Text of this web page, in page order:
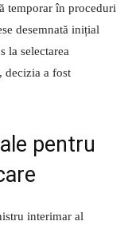
temporar în proceduri
desemnată inițial
la selectarea
decizia a fost
pentru
interimar al